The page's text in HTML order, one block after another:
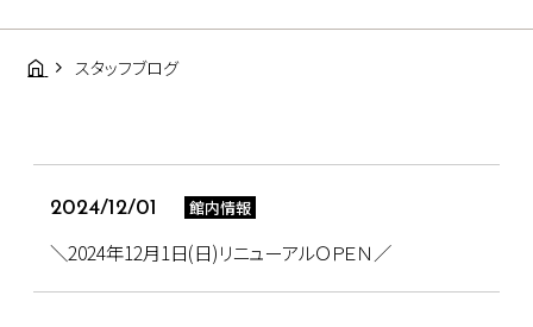
スタッフブログ
2024/12/01 館内情報
＼2024年12月1日(日)リニューアルＯＰＥＮ／